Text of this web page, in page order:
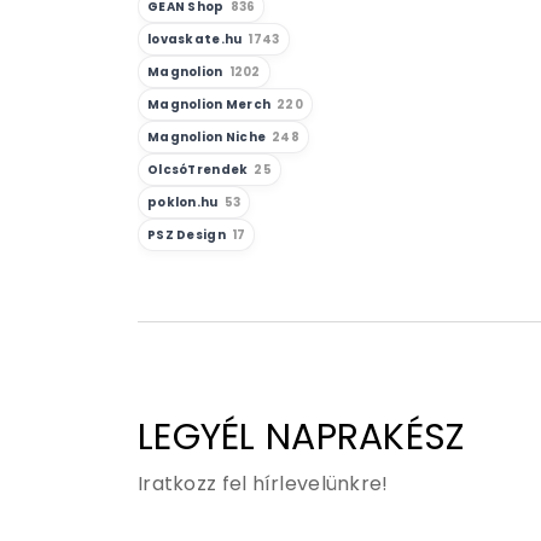
Sólyomszem
Sons Of Anarchy
Spongyabob
GEAN Shop 836
lovaskate.hu 1743
Magnolion 1202
Magnolion Merch 220
Magnolion Niche 248
OlcsóTrendek 25
poklon.hu 53
PSZ Design 17
LEGYÉL NAPRAKÉSZ
Iratkozz fel hírlevelünkre!